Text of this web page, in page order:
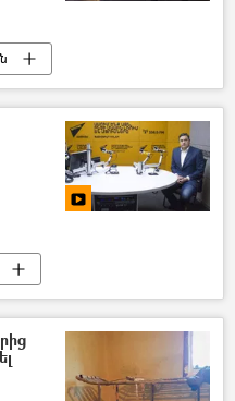
Ադրբեջան